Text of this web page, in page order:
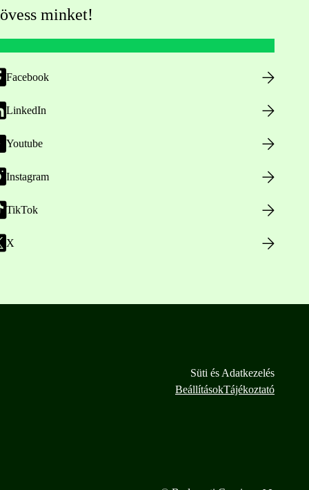
minket!
Facebook
LinkedIn
Youtube
Instagram
TikTok
X
Süti és Adatkezelés
BeállításokTájékoztató